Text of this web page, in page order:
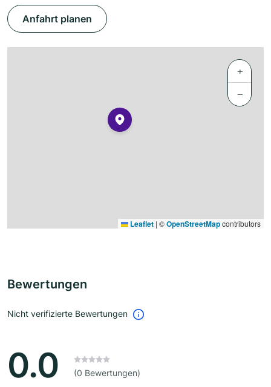
Anfahrt planen
+
−
Leaflet | ©OpenStreetMapcontributors
Bewertungen
Nicht verifizierte Bewertungen
0.0 (0 Bewertungen)